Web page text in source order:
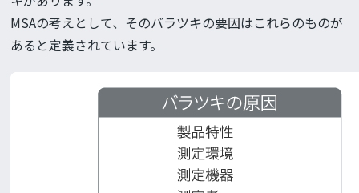
MSAの考えとして、そのバラツキの要因はこれらのものが
あると定義されています。